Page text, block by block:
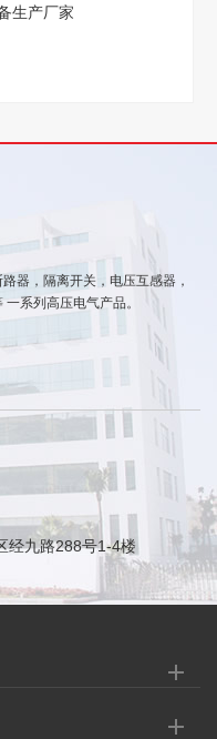
关设备
器，隔离开关，电压互感器，
系列高压电气产品。
经九路288号1-4楼